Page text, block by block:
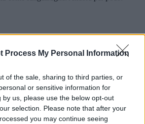
Process My Personal Information
of the sale, sharing to third parties, or
or sensitive information for
by us, please use the below opt-out
selection. Please note that after your
you may continue seeing